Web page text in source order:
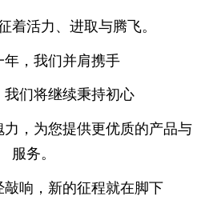
着活力、进取与腾飞。
年，我们并肩携手
我们将继续秉持初心
，为您提供更优质的产品与
服务。
敲响，新的征程就在脚下